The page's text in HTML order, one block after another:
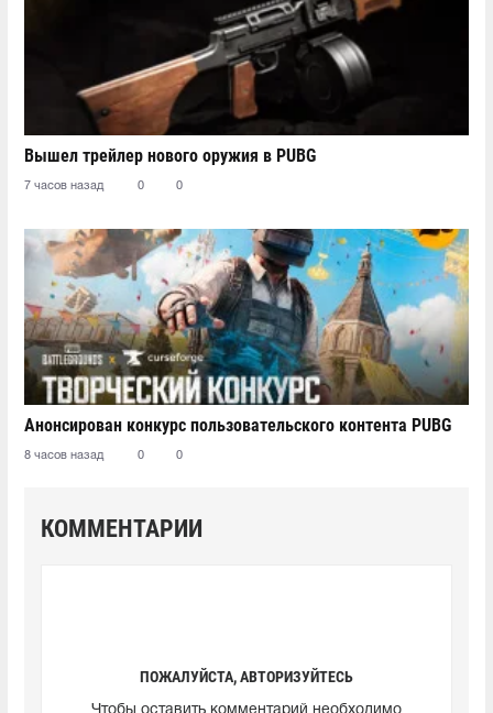
Вышел трейлер нового оружия в PUBG
7 часов назад 0 0
Анонсирован конкурс пользовательского контента PUBG
8 часов назад 0 0
КОММЕНТАРИИ
ПОЖАЛУЙСТА, АВТОРИЗУЙТЕСЬ
Чтобы оставить комментарий необходимо